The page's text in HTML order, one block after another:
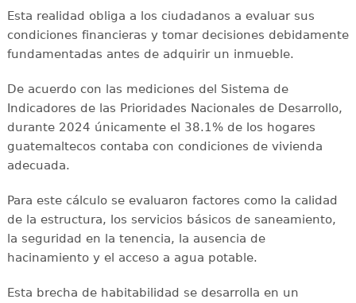
Esta realidad obliga a los ciudadanos a evaluar sus
condiciones financieras y tomar decisiones debidamente
fundamentadas antes de adquirir un inmueble.
De acuerdo con las mediciones del Sistema de
Indicadores de las Prioridades Nacionales de Desarrollo,
durante 2024 únicamente el 38.1% de los hogares
guatemaltecos contaba con condiciones de vivienda
adecuada.
Para este cálculo se evaluaron factores como la calidad
de la estructura, los servicios básicos de saneamiento,
la seguridad en la tenencia, la ausencia de
hacinamiento y el acceso a agua potable.
Esta brecha de habitabilidad se desarrolla en un